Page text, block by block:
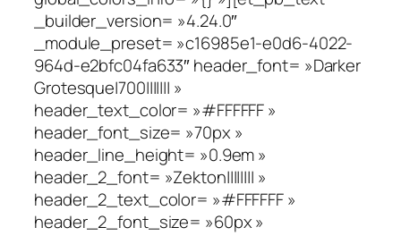
_builder_version= »4.24.0″
_module_preset= »c16985e1-e0d6-4022-
964d-e2bfc04fa633″ header_font= »Darker
Grotesque|700||||||| »
header_text_color= »#FFFFFF »
header_font_size= »70px »
header_line_height= »0.9em »
header_2_font= »Zekton|||||||| »
header_2_text_color= »#FFFFFF »
header_2_font_size= »60px »